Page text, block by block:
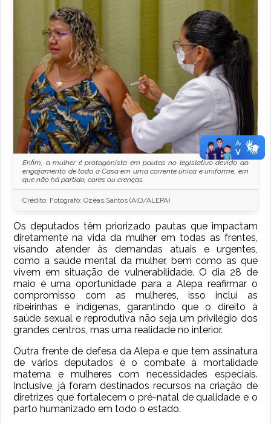
Enfim, a mulher é protagonista em pautas no legislativo devido ao
engajamento de toda a Casa em uma corrente única e uniforme, em
que não há partido, cores ou crenças.
Crédito: Fotógrafo: Ozéas Santos (AID/ALEPA)
Os deputados têm priorizado pautas que impactam
diretamente na vida da mulher em todas as frentes,
visando atender às demandas atuais e urgentes,
como a saúde mental da mulher, bem como as que
vivem em situação de vulnerabilidade. O dia 28 de
maio é uma oportunidade para a Alepa reafirmar o
compromisso com as mulheres, isso inclui as
ribeirinhas e indígenas, garantindo que o direito à
saúde sexual e reprodutiva não seja um privilégio dos
grandes centros, mas uma realidade no interior.
Outra frente de defesa da Alepa e que tem assinatura
de vários deputados é o combate à mortalidade
materna e mulheres com necessidades especiais.
Inclusive, já foram destinados recursos na criação de
diretrizes que fortalecem o pré-natal de qualidade e o
parto humanizado em todo o estado.